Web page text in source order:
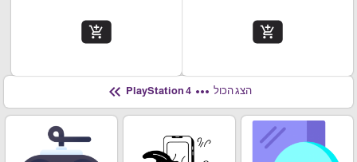
add_shopping_cart
add_shopping_cart
הצג הכול more_horiz
keyboard_double_arrow_left